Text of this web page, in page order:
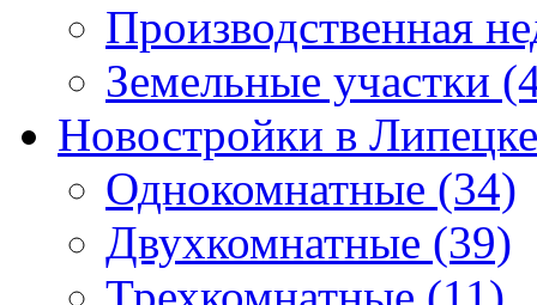
Производственная
Земельные участки
Новостройки в Липецке
Однокомнатные (34)
Двухкомнатные (39)